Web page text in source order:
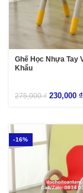
Ghế Học Nhựa Tay
Khẩu
275,000₫ 230,000 ₫
-16%